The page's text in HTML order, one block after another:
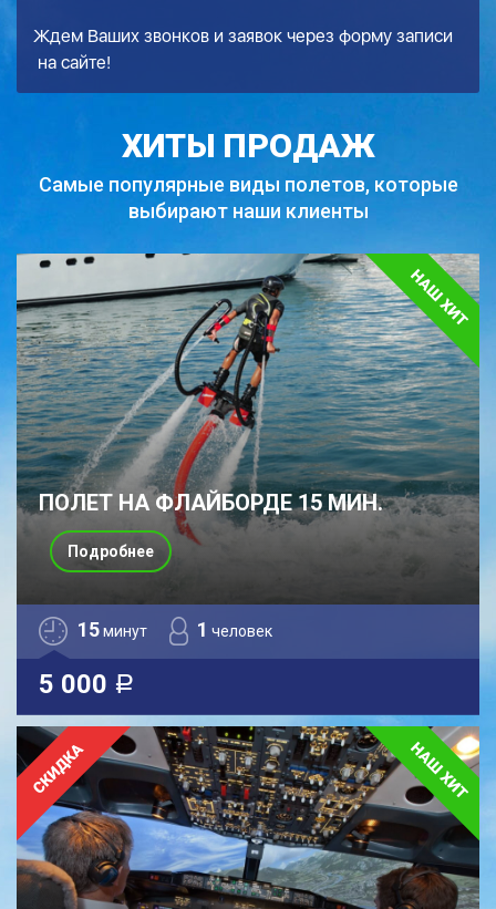
Ждем Ваших звонков и заявок через форму записи
на сайте!
ХИТЫ ПРОДАЖ
Самые популярные виды полетов, которые
выбирают наши клиенты
ПОЛЕТ НА ФЛАЙБОРДЕ 15 МИН.
15минут 1 человек
5 000 a
Подробнее